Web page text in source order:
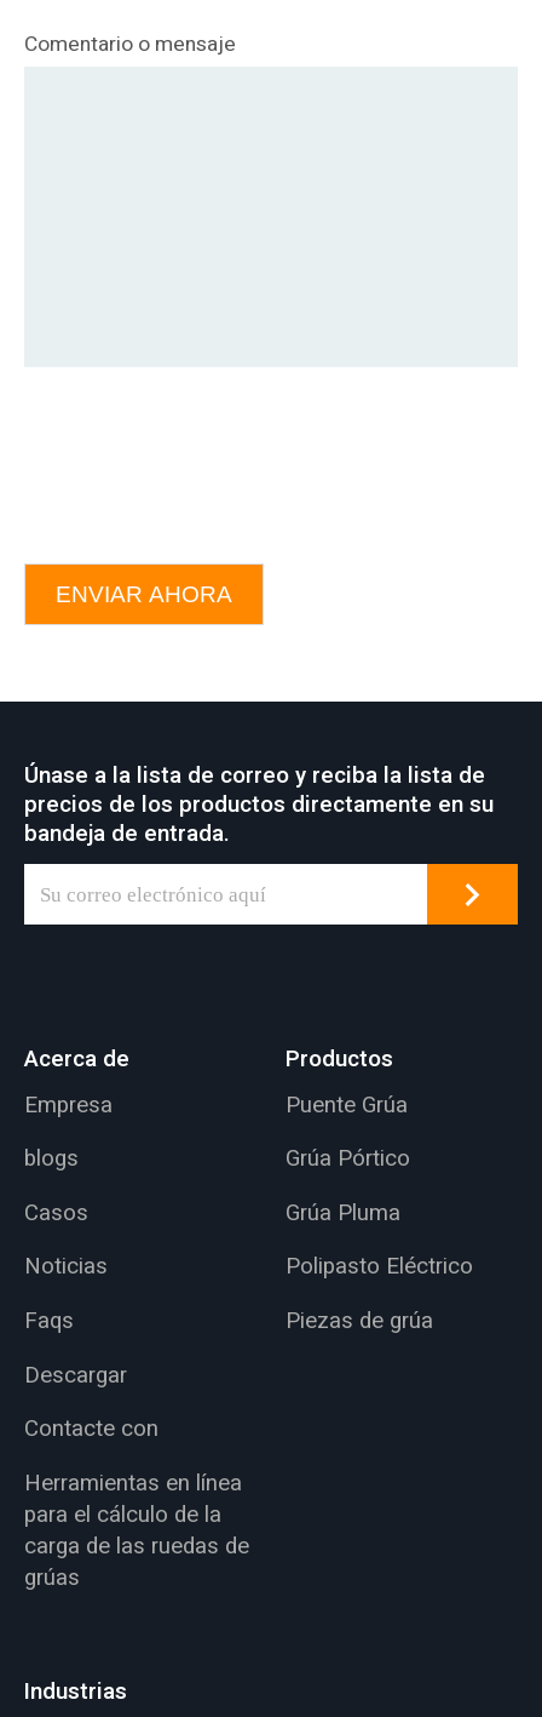
Comentario o mensaje
ENVIAR AHORA
Únase a la lista de correo y reciba la lista de
precios de los productos directamente en su
bandeja de entrada.
Acerca de
Empresa
blogs
Casos
Noticias
Faqs
Descargar
Contacte con
Herramientas en línea
para el cálculo de la
carga de las ruedas de
grúas
Productos
Puente Grúa
Grúa Pórtico
Grúa Pluma
Polipasto Eléctrico
Piezas de grúa
Industrias